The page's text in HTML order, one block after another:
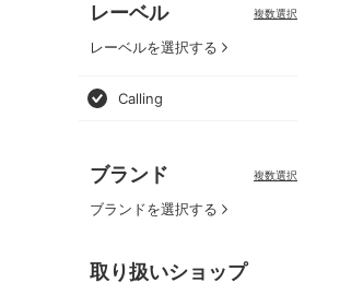
レーベル 複数選択
レーベルを選択する
Calling
ブランド 複数選択
ブランドを選択する
取り扱いショップ